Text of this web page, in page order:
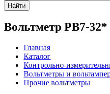
Найти
Вольтметр РВ7-32*
Главная
Каталог
Контрольно-
Вольтметры и
Прочие вольтметры